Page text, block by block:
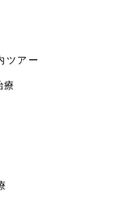
ツアー
療